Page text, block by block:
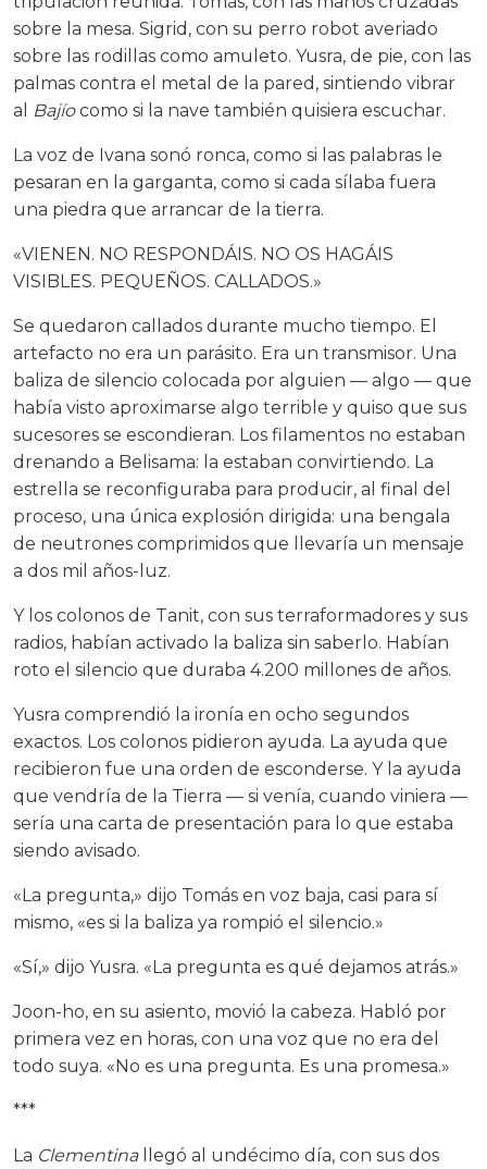
sobre la mesa. Sigrid, con su perro robot averiado
sobre las rodillas como amuleto. Yusra, de pie, con las
palmas contra el metal de la pared, sintiendo vibrar
al
Bajíocomo si la nave también quisiera escuchar.
La voz de Ivana sonó ronca, como si las palabras le
pesaran en la garganta, como si cada sílaba fuera
una piedra que arrancar de la tierra.
«VIENEN. NO RESPONDÁIS. NO OS HAGÁIS
VISIBLES. PEQUEÑOS. CALLADOS.»
Se quedaron callados durante mucho tiempo. El
artefacto no era un parásito. Era un transmisor. Una
baliza de silencio colocada por alguien — algo — que
había visto aproximarse algo terrible y quiso que sus
sucesores se escondieran. Los filamentos no estaban
drenando a Belisama: la estaban convirtiendo. La
estrella se reconfiguraba para producir, al final del
proceso, una única explosión dirigida: una bengala
de neutrones comprimidos que llevaría un mensaje
a dos mil años-luz.
Y los colonos de Tanit, con sus terraformadores y sus
radios, habían activado la baliza sin saberlo. Habían
roto el silencio que duraba 4.200 millones de años.
Yusra comprendió la ironía en ocho segundos
exactos. Los colonos pidieron ayuda. La ayuda que
recibieron fue una orden de esconderse. Y la ayuda
que vendría de la Tierra — si venía, cuando viniera —
sería una carta de presentación para lo que estaba
siendo avisado.
«La pregunta,» dijo Tomás en voz baja, casi para sí
mismo, «es si la baliza ya rompió el silencio.»
«Sí,» dijo Yusra. «La pregunta es qué dejamos atrás.»
Joon-ho, en su asiento, movió la cabeza. Habló por
primera vez en horas, con una voz que no era del
todo suya. «No es una pregunta. Es una promesa.»
***
La Clementinallegó al undécimo día, con sus dos